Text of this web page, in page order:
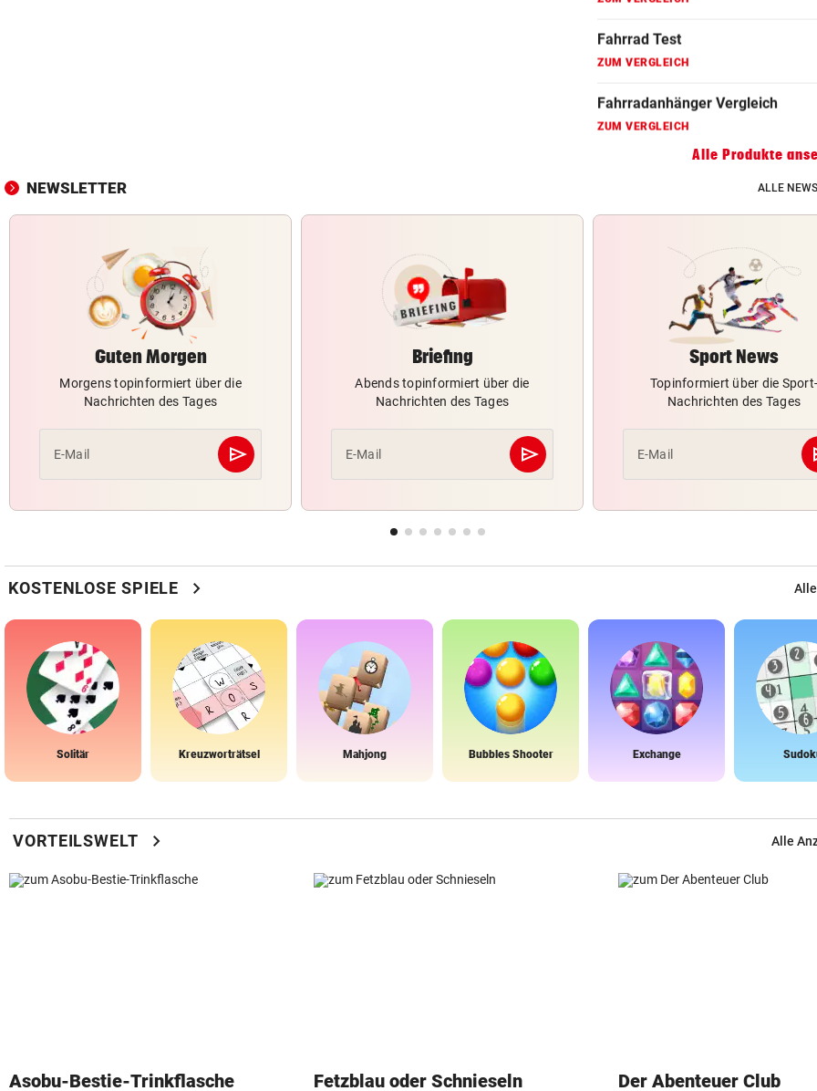
Alle Produkte
NEWSLETTER ALLE
Guten Morgen
Morgens topinformiert über die
Nachrichten des Tages
E-Mail send
Abschicken
Briefing
Abends topinformiert über die
Nachrichten des Tages
E-Mail send
Abschicken
Sport News
Topinformiert über die Sport-
Nachrichten des Tages
E-Mail
KOSTENLOSE SPIELE chevron_right
Solitär Kreuzworträtsel Mahjong Bubbles Shooter Exchange
VORTEILSWELT chevron_right Alle
Asobu-Bestie-Trinkflasche Fetzblau oder Schnieseln Der Abenteuer Club